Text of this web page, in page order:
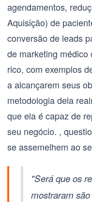
agendamentos,
Aquisição) de
conversão de leads
de marketing
rico, com exemplos
a alcançarem seus
metodologia dela
que ela é capaz de
seu negócio. ,
se assemelhem ao
"Será que os
mostraram